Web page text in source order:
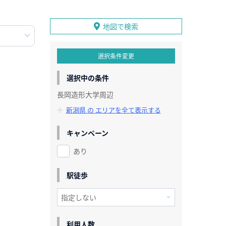
地図で検索
選択条件変更
選択中の条件
長岡造形大学周辺
新潟県 の エリアを全て表示する
キャンペーン
あり
駅徒歩
利用人数